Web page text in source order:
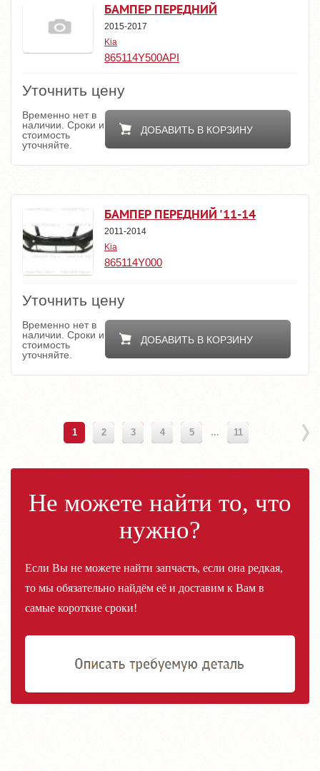
БАМПЕР ПЕРЕДНИЙ
2015-2017
Kia
865114Y500API
Уточнить цену
ДОБАВИТЬ В КОРЗИНУ
Временно нет в
наличии. Сроки и
стоимость
уточняйте.
БАМПЕР ПЕРЕДНИЙ '11-14
2011-2014
Kia
865114Y000
Уточнить цену
ДОБАВИТЬ В КОРЗИНУ
Временно нет в
наличии. Сроки и
стоимость
уточняйте.
1 2 3 4 5 ... 11
Не можете найти то, что
нужно?
Если Вы не можете найти запчасть, если она редкая,
то мы обязательно найдём её и доставим к Вам в
самые короткие сроки!